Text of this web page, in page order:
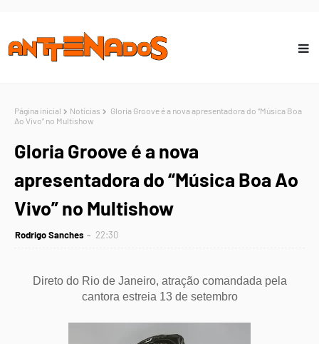
Página inicial Notícias
Gloria Groove é a nova apresentadora do “Música Boa
Ao Vivo” no Multishow
Gloria Groove é a nova
apresentadora do “Música Boa Ao
Vivo” no Multishow
Rodrigo Sanches 22:30
Direto do Rio de Janeiro, atração comandada pela
cantora estreia 13 de setembro